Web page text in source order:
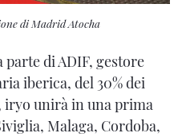
di Madrid Atocha
parte di ADIF, gestore
iberica, del 30% dei
iryo unirà in una prima
Malaga, Cordoba,